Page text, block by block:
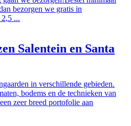
bezorgen we gratis in
...
Salentein en Santa
in verschillende gebieden.
bodems en de technieken van
zeer breed portofolie aan